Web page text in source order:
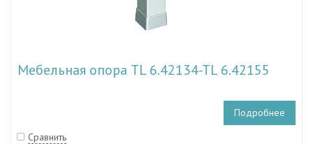
Мебельная опора TL 6.42134-TL 6.42155
Подробнее
Сравнить